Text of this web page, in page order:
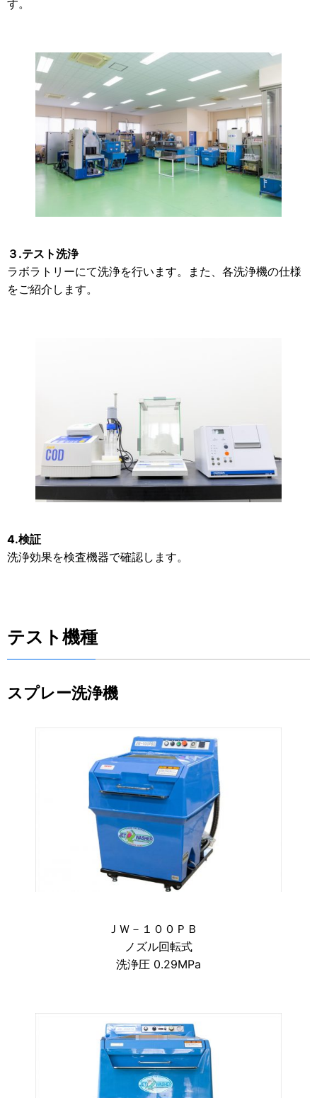
す。
３.テスト洗浄
ラボラトリーにて洗浄を行います。また、各洗浄機の仕様
をご紹介します。
4.検証
洗浄効果を検査機器で確認します。
テスト機種
スプレー洗浄機
ＪＷ－１００ＰＢ
ノズル回転式
洗浄圧 0.29MPa